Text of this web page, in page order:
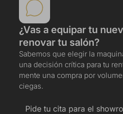
¿Vas a equipar tu
renovar tu salón?
Sabemos que elegir la
una decisión crítica para tu
mente una compra por
ciegas.
Pide tu cita para el